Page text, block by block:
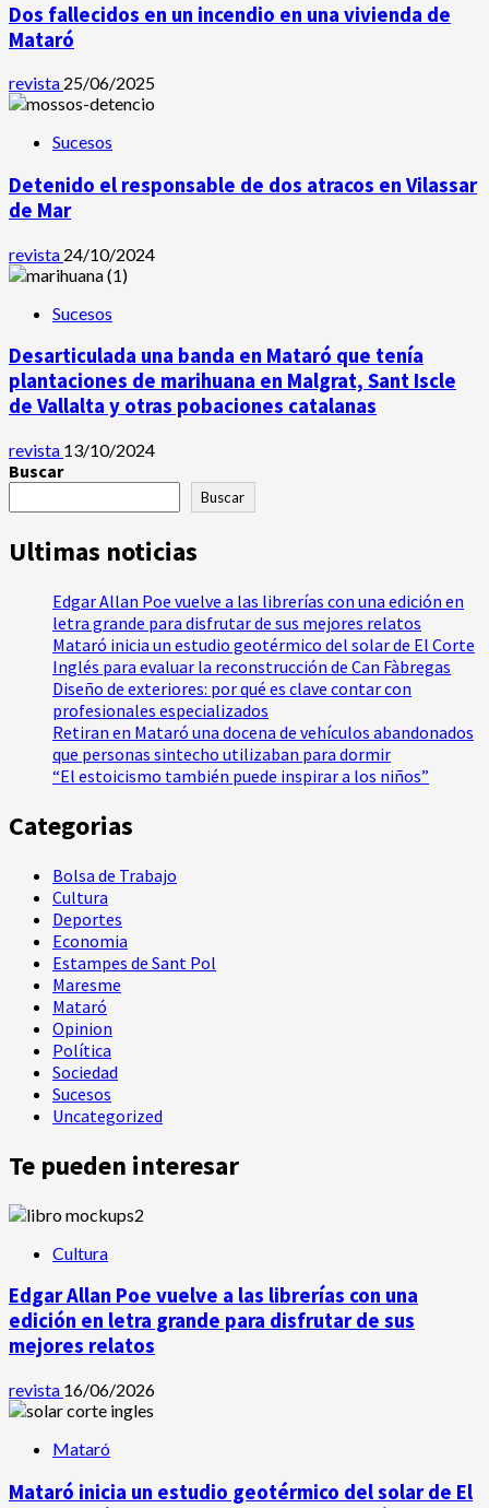
Dos fallecidos en un incendio en una vivienda de
Mataró
revista 25/06/2025
Sucesos
Detenido el responsable de dos atracos en Vilassar
de Mar
revista 24/10/2024
Sucesos
Desarticulada una banda en Mataró que tenía
plantaciones de marihuana en Malgrat, Sant Iscle
de Vallalta y otras pobaciones catalanas
revista 13/10/2024
Buscar
Buscar
Ultimas noticias
Edgar Allan Poe vuelve a las librerías con una edición en
letra grande para disfrutar de sus mejores relatos
Mataró inicia un estudio geotérmico del solar de El Corte
Inglés para evaluar la reconstrucción de Can Fàbregas
Diseño de exteriores: por qué es clave contar con
profesionales especializados
Retiran en Mataró una docena de vehículos abandonados
que personas sintecho utilizaban para dormir
“El estoicismo también puede inspirar a los niños”
Categorias
Bolsa de Trabajo
Cultura
Deportes
Economia
Estampes de Sant Pol
Maresme
Mataró
Opinion
Política
Sociedad
Sucesos
Uncategorized
Te pueden interesar
Cultura
Edgar Allan Poe vuelve a las librerías con una
edición en letra grande para disfrutar de sus
mejores relatos
revista 16/06/2026
Mataró
Mataró inicia un estudio geotérmico del solar de El